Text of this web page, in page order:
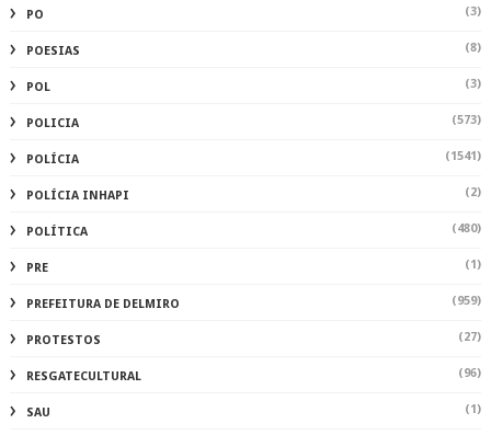
PO (3)
POESIAS (8)
POL (3)
POLICIA (573)
POLÍCIA (1541)
POLÍCIA INHAPI (2)
POLÍTICA (480)
PRE (1)
PREFEITURA DE DELMIRO (959)
PROTESTOS (27)
RESGATECULTURAL (96)
SAU (1)